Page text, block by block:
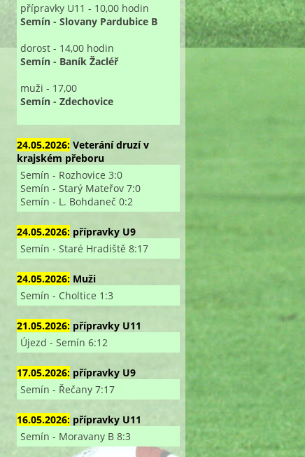
přípravky U11 - 10,00 hodin
Semín - Slovany Pardubice B
dorost - 14,00 hodin
Semín - Baník Žacléř
muži - 17,00
Semín - Zdechovice
24.05.2026: Veterání druzí v
krajském přeboru
Semín - Rozhovice 3:0
Semín - Starý Mateřov 7:0
Semín - L. Bohdaneč 0:2
24.05.2026: přípravky U9
Semín - Staré Hradiště 8:17
24.05.2026: Muži
Semín - Choltice 1:3
21.05.2026: přípravky U11
Újezd - Semín 6:12
17.05.2026: přípravky U9
Semín - Řečany 7:17
16.05.2026: přípravky U11
Semín - Moravany B 8:3